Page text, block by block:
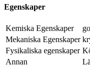
Egenskaper
Kemiska Egenskaper
Mekaniska Egenskaper
Fysikaliska egenskaper
Annan